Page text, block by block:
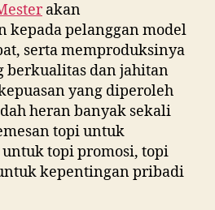
akan
kepada pelanggan model
serta memproduksinya
berkualitas dan jahitan
yang diperoleh
heran banyak sekali
topi untuk
topi promosi, topi
kepentingan pribadi